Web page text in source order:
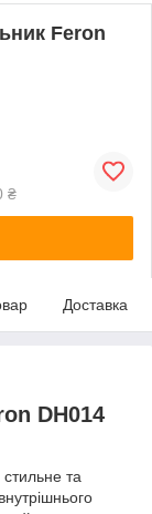
Feron
₴
Доставка
DH014
та